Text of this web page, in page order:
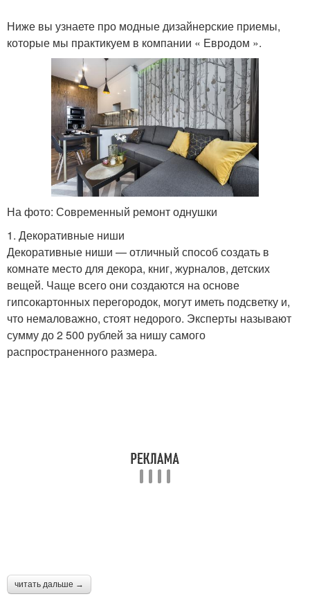
Ниже вы узнаете про модные дизайнерские приемы,
которые мы практикуем в компании « Евродом ».
На фото: Современный ремонт однушки
1. Декоративные ниши
Декоративные ниши — отличный способ создать в
комнате место для декора, книг, журналов, детских
вещей. Чаще всего они создаются на основе
гипсокартонных перегородок, могут иметь подсветку и,
что немаловажно, стоят недорого. Эксперты называют
сумму до 2 500 рублей за нишу самого
распространенного размера.
читать дальше →